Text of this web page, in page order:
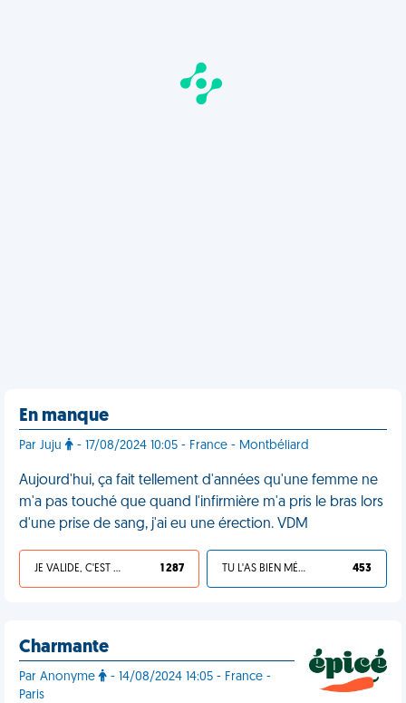
En manque
Par Juju - 17/08/2024 10:05 - France - Montbéliard
Aujourd'hui, ça fait tellement d'années qu'une femme ne
m'a pas touché que quand l'infirmière m'a pris le bras lors
d'une prise de sang, j'ai eu une érection. VDM
JE VALIDE, C'EST UNE VDM 1 287 TU L'AS BIEN MÉRITÉ 453
Charmante
Par Anonyme
- 14/08/2024 14:05 - France -
Paris